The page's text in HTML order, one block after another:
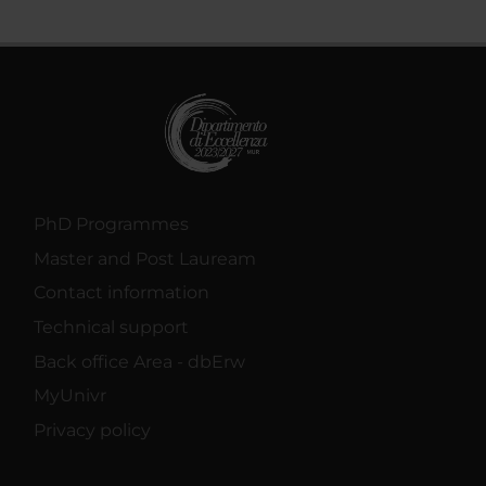
PhD Programmes
Master and Post Lauream
Contact information
Technical support
Back office Area - dbErw
MyUnivr
Privacy policy